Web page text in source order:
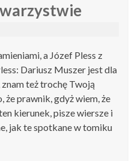
a Józef Pless z
Dariusz Muszer jest dla
też trochę Twoją
że prawnik, gdyż wiem, że
kierunek, pisze wiersze i
jak te spotkane w tomiku